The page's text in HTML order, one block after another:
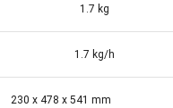
1.7 kg
1.7 kg/h
230 x 478 x 541 mm